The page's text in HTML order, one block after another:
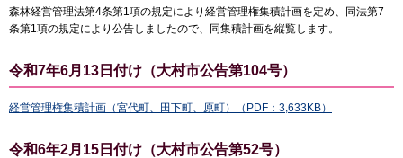
森林経営管理法第4条第1項の規定により経営管理権集積計画を定め、同法第7
条第1項の規定により公告しましたので、同集積計画を縦覧します。
令和7年6月13日付け（大村市公告第104号）
経営管理権集積計画（宮代町、田下町、原町）（PDF：3,633KB）
令和6年2月15日付け（大村市公告第52号）